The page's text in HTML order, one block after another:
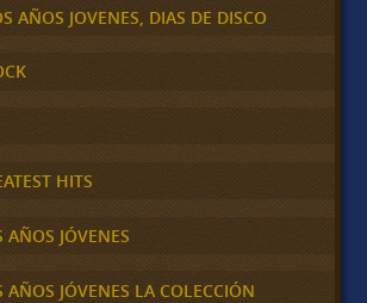
AÑOS JOVENES, DIAS DE DISCO
HITS
AÑOS JÓVENES
AÑOS JÓVENES LA COLECCIÓN